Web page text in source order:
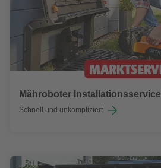
Mähroboter Installationsservice
Schnell und unkompliziert